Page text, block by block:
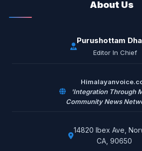
About Us
Purushottam
Editor In Chief
'Integration Through
Community News
14820 Ibex Ave,
CA, 90650